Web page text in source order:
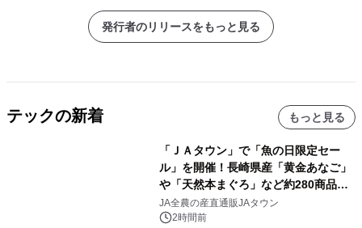
発行者のリリースをもっと見る
テックの新着 もっと見る
「ＪＡタウン」で「魚の日限定セー
ル」を開催！長崎県産「黄金あなご」
や「天然本まぐろ」など約280商品を
販売！～毎月１０日の定例企画～
JA全農の産直通販JAタウン
2時間前